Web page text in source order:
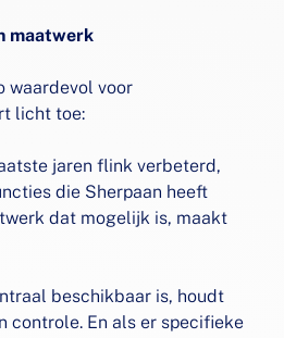
maatwerk
waardevol voor
licht toe:
jaren flink verbeterd,
die Sherpaan heeft
dat mogelijk is, maakt
beschikbaar is, houdt
controle. En als er specifieke